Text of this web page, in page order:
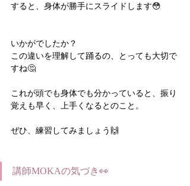
すると、身体が勝手にスライドします😳
いかがでしたか？
この違いを理解して踊るの、とっても大切で
すね🤔
これが頭でも身体でも分かっていると、振り
覚えも早く、上手くなるとのこと。
ぜひ、練習してみましょう🙌
講師MOKAの気づき👀